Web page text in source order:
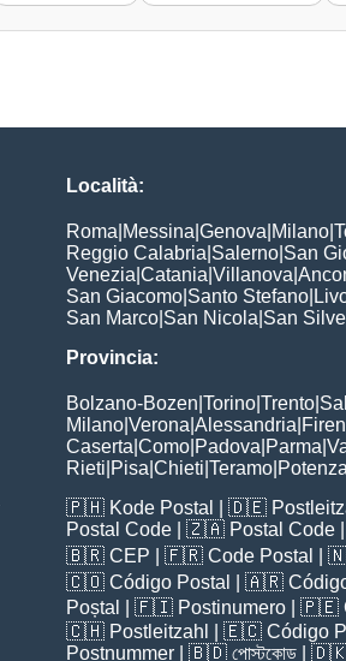
Località:
Roma Messina Genova Milano
Reggio Calabria Salerno San
Venezia Catania Villanova
San Giacomo Santo Stefano
San Marco San Nicola San
Provincia:
Bolzano-Bozen Torino Trento
Milano Verona Alessandria
Caserta Como Padova Parma
Rieti Pisa Chieti Teramo Potenza
🇵🇭 Kode Postal | 🇩🇪
Postal Code | 🇿🇦 Postal Code
🇧🇷 CEP | 🇫🇷 Code Postal |
🇨🇴 Código Postal | 🇦🇷
Poștal
| 🇫🇮 Postinumero | 🇵🇪
🇨🇭 Postleitzahl | 🇪🇨 Código
Postnummer | 🇧🇩 পোস্টকোড |